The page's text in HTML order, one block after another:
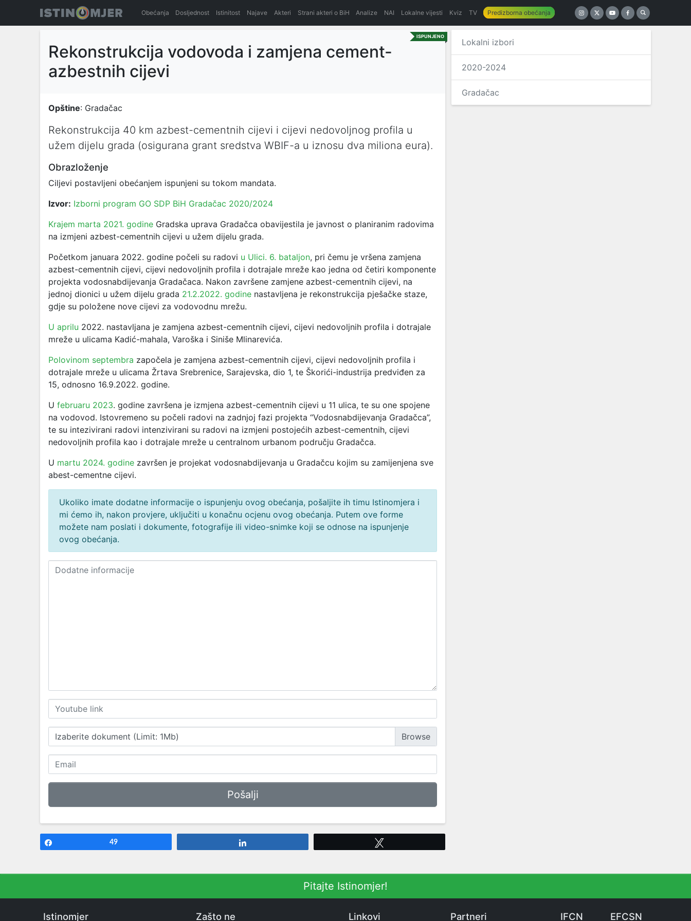
Obećanja Dosljednost Istinitost Najave Akteri Strani akteri o BiH Analize NAI Lokalne vijesti Kviz TV Predizborna obećanja
ISPUNJENO
Rekonstrukcija vodovoda i zamjena cement-
azbestnih cijevi
Opštine: Gradačac
Rekonstrukcija 40 km azbest-cementnih cijevi i cijevi nedovoljnog profila u
užem dijelu grada (osigurana grant sredstva WBIF-a u iznosu dva miliona eura).
Obrazloženje
Ciljevi postavljeni obećanjem ispunjeni su tokom mandata.
Izvor: Izborni program GO SDP BiH Gradačac 2020/2024
Krajem marta 2021. godine Gradska uprava Gradačca obavijestila je javnost o planiranim radovima
na izmjeni azbest-cementnih cijevi u užem dijelu grada.
Početkom januara 2022. godine počeli su radovi u Ulici. 6. bataljon, pri čemu je vršena zamjena
azbest-cementnih cijevi, cijevi nedovoljnih profila i dotrajale mreže kao jedna od četiri komponente
projekta vodosnabdijevanja Gradačaca. Nakon završene zamjene azbest-cementnih cijevi, na
jednoj dionici u užem dijelu grada 21.2.2022. godine nastavljena je rekonstrukcija pješačke staze,
gdje su položene nove cijevi za vodovodnu mrežu.
U aprilu 2022. nastavljana je zamjena azbest-cementnih cijevi, cijevi nedovoljnih profila i dotrajale
mreže u ulicama Kadić-mahala, Varoška i Siniše Mlinarevića.
Polovinom septembra započela je zamjena azbest-cementnih cijevi, cijevi nedovoljnih profila i
dotrajale mreže u ulicama Žrtava Srebrenice, Sarajevska, dio 1, te Škorići-industrija predviđen za
15, odnosno 16.9.2022. godine.
U februaru 2023. godine završena je izmjena azbest-cementnih cijevi u 11 ulica, te su one spojene
na vodovod. Istovremeno su počeli radovi na zadnjoj fazi projekta “Vodosnabdijevanja Gradačca”,
te su intezivirani radovi intenzivirani su radovi na izmjeni postojećih azbest-cementnih, cijevi
nedovoljnih profila kao i dotrajale mreže u centralnom urbanom području Gradačca.
U martu 2024. godine završen je projekat vodosnabdijevanja u Gradačcu kojim su zamijenjena sve
abest-cementne cijevi.
Ukoliko imate dodatne informacije o ispunjenju ovog obećanja, pošaljite ih timu Istinomjera i
mi ćemo ih, nakon provjere, uključiti u konačnu ocjenu ovog obećanja. Putem ove forme
možete nam poslati i dokumente, fotografije ili video-snimke koji se odnose na ispunjenje
ovog obećanja.
Izaberite dokument (Limit: 1Mb)
49
Lokalni izbori
2020-2024
Gradačac
Pitajte Istinomjer!
Istinomjer Zašto ne Linkovi Partneri IFCN EFCSN